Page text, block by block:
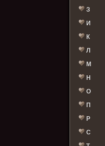
З
И
К
Л
М
Н
О
П
Р
С